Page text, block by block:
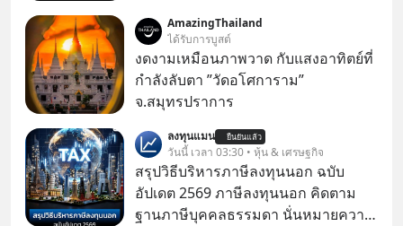
ภาษี หลายคนมักได้รับคำแนะนำให้
ลงทุนใน RMF เพราะนอกจากจะช่วยลด
หย่อนภาษีได้แล้ว ยังเป็นโอกาสในการ
สร้างความมั่งคั่งระยะยาว แต่น้อยคน
นักที่จะลงลึกว่า ถ้าลงทุนใน RMF ควรรู้
อะไรบ้าง ควรดู ตรงไหน ทำอย่างไร ถึง
จะดีกับเรา แล้วเราควรรู้ข้อมูลอะไร
เกี่ยวกับ RMF บ้าง เพื่อให้นำไปใช้ต่อได้
จริง ๆ ลงทุนแมนจะเล่าให้ฟัง
AmazingThailand
ได้รับการบูสต์
งดงามเหมือนภาพวาด กับแสงอาทิตย์ที่
กำลังลับตา ”วัดอโศการาม”
จ.สมุทรปราการ
ลงทุนแมน ยืนยันแล้ว
วันนี้ เวลา 03:30 • หุ้น & เศรษฐกิจ
สรุปวิธีบริหารภาษีลงทุนนอก ฉบับ
อัปเดต 2569 ภาษีลงทุนนอก คิดตาม
ฐานภาษีบุคคลธรรมดา นั่นหมายความ